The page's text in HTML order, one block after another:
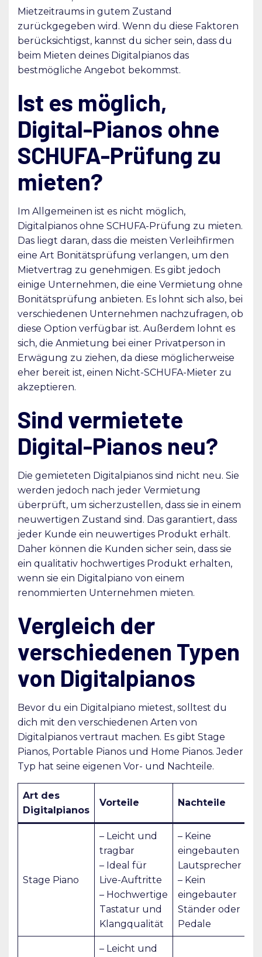
Mietzeitraums in gutem Zustand
zurückgegeben wird. Wenn du diese Faktoren
berücksichtigst, kannst du sicher sein, dass du
beim Mieten deines Digitalpianos das
bestmögliche Angebot bekommst.
Ist es möglich,
Digital-Pianos ohne
SCHUFA-Prüfung zu
mieten?
Im Allgemeinen ist es nicht möglich,
Digitalpianos ohne SCHUFA-Prüfung zu mieten.
Das liegt daran, dass die meisten Verleihfirmen
eine Art Bonitätsprüfung verlangen, um den
Mietvertrag zu genehmigen. Es gibt jedoch
einige Unternehmen, die eine Vermietung ohne
Bonitätsprüfung anbieten. Es lohnt sich also, bei
verschiedenen Unternehmen nachzufragen, ob
diese Option verfügbar ist. Außerdem lohnt es
sich, die Anmietung bei einer Privatperson in
Erwägung zu ziehen, da diese möglicherweise
eher bereit ist, einen Nicht-SCHUFA-Mieter zu
akzeptieren.
Sind vermietete
Digital-Pianos neu?
Die gemieteten Digitalpianos sind nicht neu. Sie
werden jedoch nach jeder Vermietung
überprüft, um sicherzustellen, dass sie in einem
neuwertigen Zustand sind. Das garantiert, dass
jeder Kunde ein neuwertiges Produkt erhält.
Daher können die Kunden sicher sein, dass sie
ein qualitativ hochwertiges Produkt erhalten,
wenn sie ein Digitalpiano von einem
renommierten Unternehmen mieten.
Vergleich der
verschiedenen Typen
von Digitalpianos
Bevor du ein Digitalpiano mietest, solltest du
dich mit den verschiedenen Arten von
Digitalpianos vertraut machen. Es gibt Stage
Pianos, Portable Pianos und Home Pianos. Jeder
Typ hat seine eigenen Vor- und Nachteile.
Art des
Digitalpianos
Vorteile Nachteile
Stage Piano
– Leicht und
tragbar
– Ideal für
Live-Auftritte
– Hochwertige
Tastatur und
Klangqualität
– Keine
eingebauten
Lautsprecher
– Kein
eingebauter
Ständer oder
Pedale
– Leicht und